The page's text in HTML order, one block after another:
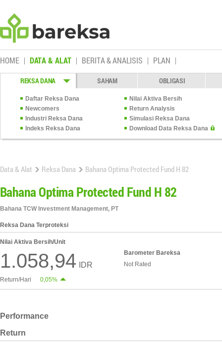
HOME DATA & ALAT BERITA & ANALISIS PLAN
REKSA DANA SAHAM OBLIGASI
Daftar Reksa Dana
Nilai Aktiva Bersih
Newcomers
Return Analysis
Industri Reksa Dana
Simulasi Reksa Dana
Indeks Reksa Dana
Download Data Reksa Dana
Data & Alat Reksa Dana Bahana Optima Protected Fund H 82
Bahana Optima Protected Fund H 82
Bahana TCW Investment Management, PT
Reksa Dana Terproteksi
Nilai Aktiva Bersih/Unit
1.058,94 IDR
Barometer Bareksa
Not Rated
Return/Hari 0,05%
Performance
Return